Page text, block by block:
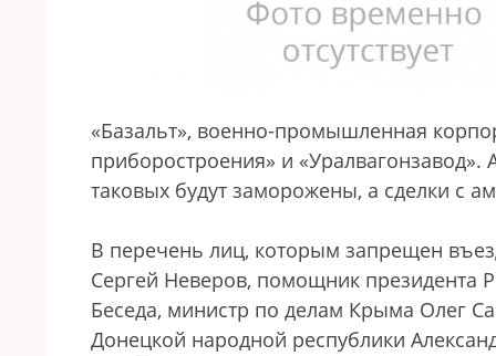
«Базальт», военно-промышленная
приборостроения» и
таковых будут заморожены, а сделки с
В перечень лиц, которым запрещен
Сергей Неверов, помощник президента
Беседа, министр по делам Крыма Олег
Донецкой народной республики